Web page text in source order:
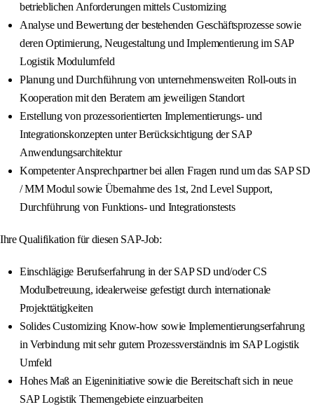
betrieblichen Anforderungen mittels Customizing
Analyse und Bewertung der bestehenden Geschäftsprozesse sowie
deren Optimierung, Neugestaltung und Implementierung im SAP
Logistik Modulumfeld
Planung und Durchführung von unternehmensweiten Roll-outs in
Kooperation mit den Beratern am jeweiligen Standort
Erstellung von prozessorientierten Implementierungs- und
Integrationskonzepten unter Berücksichtigung der SAP
Anwendungsarchitektur
Kompetenter Ansprechpartner bei allen Fragen rund um das SAP SD
/ MM Modul sowie Übernahme des 1st, 2nd Level Support,
Durchführung von Funktions- und Integrationstests
Ihre Qualifikation für diesen SAP-Job:
Einschlägige Berufserfahrung in der SAP SD und/oder CS
Modulbetreuung, idealerweise gefestigt durch internationale
Projekttätigkeiten
Solides Customizing Know-how sowie Implementierungserfahrung
in Verbindung mit sehr gutem Prozessverständnis im SAP Logistik
Umfeld
Hohes Maß an Eigeninitiative sowie die Bereitschaft sich in neue
SAP Logistik Themengebiete einzuarbeiten